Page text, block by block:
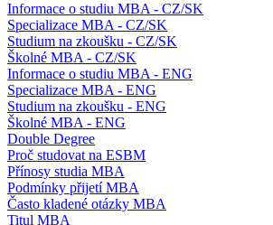
Informace o studiu MBA - CZ/SK
Specializace MBA - CZ/SK
Studium na zkoušku - CZ/SK
Školné MBA - CZ/SK
Informace o studiu MBA - ENG
Specializace MBA - ENG
Studium na zkoušku - ENG
Školné MBA - ENG
Double Degree
Proč studovat na ESBM
Přínosy studia MBA
Podmínky přijetí MBA
Často kladené otázky MBA
Titul MBA